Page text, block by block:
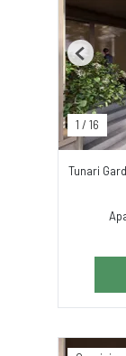
1 / 16
Previous
Tunari